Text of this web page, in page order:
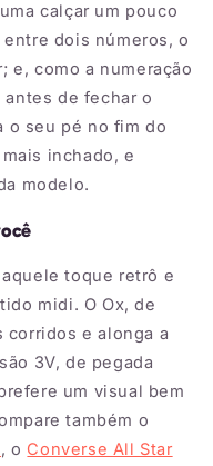
calçar um pouco
dois números, o
e, como a numeração
de fechar o
o seu pé no fim do
inchado, e
modelo.
toque retrô e
midi. O Ox, de
corridos e alonga a
3V, de pegada
um visual bem
também o
, o Converse All Star